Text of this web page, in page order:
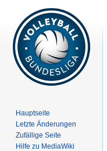
Hauptseite
Letzte Änderungen
Zufällige Seite
Hilfe zu MediaWiki